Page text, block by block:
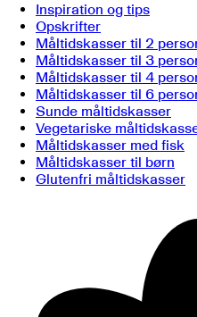
Inspiration og tips
Opskrifter
Måltidskasser til 2
Måltidskasser til 3
Måltidskasser til 4
Måltidskasser til 6
Sunde måltidskasser
Vegetariske
Måltidskasser med fisk
Måltidskasser til børn
Glutenfri måltidskasser